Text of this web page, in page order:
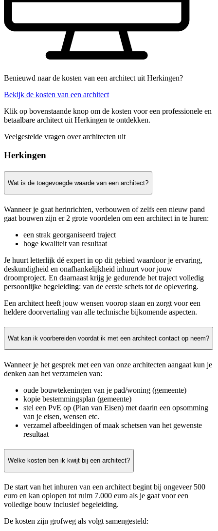
Benieuwd naar de kosten van een architect uit Herkingen?
Bekijk de kosten van een architect
Klik op bovenstaande knop om de kosten voor een professionele en
betaalbare architect uit Herkingen te ontdekken.
Veelgestelde vragen over architecten uit
Herkingen
Wat is de toegevoegde waarde van een architect?
Wanneer je gaat herinrichten, verbouwen of zelfs een nieuw pand
gaat bouwen zijn er 2 grote voordelen om een architect in te huren:
een strak georganiseerd traject
hoge kwaliteit van resultaat
Je huurt letterlijk dé expert in op dit gebied waardoor je ervaring,
deskundigheid en onafhankelijkheid inhuurt voor jouw
droomproject. En daarnaast krijg je gedurende het traject volledig
persoonlijke begeleiding: van de eerste schets tot de oplevering.
Een architect heeft jouw wensen voorop staan en zorgt voor een
heldere doorvertaling van alle technische bijkomende aspecten.
Wat kan ik voorbereiden voordat ik met een architect contact op neem?
Wanneer je het gesprek met een van onze architecten aangaat kun je
denken aan het verzamelen van:
oude bouwtekeningen van je pad/woning (gemeente)
kopie bestemmingsplan (gemeente)
stel een PvE op (Plan van Eisen) met daarin een opsomming
van je eisen, wensen etc.
verzamel afbeeldingen of maak schetsen van het gewenste
resultaat
Welke kosten ben ik kwijt bij een architect?
De start van het inhuren van een architect begint bij ongeveer 500
euro en kan oplopen tot ruim 7.000 euro als je gaat voor een
volledige bouw inclusief begeleiding.
De kosten zijn grofweg als volgt samengesteld: